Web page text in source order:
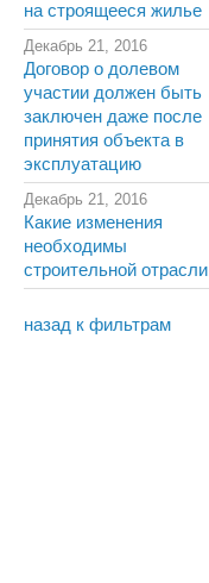
на строящееся жилье
Декабрь 21, 2016
Договор о долевом
участии должен быть
заключен даже после
принятия объекта в
эксплуатацию
Декабрь 21, 2016
Какие изменения
необходимы
строительной отрасли
назад к фильтрам